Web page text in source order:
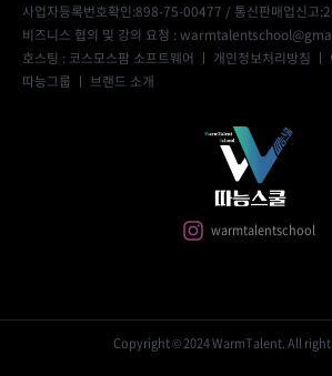
사업자등록번호확인:898-75-00477 / 통신판매업신고
비즈니스 협의 및 강의 요청 :
호스팅 : 코스모스팜 소프트웨어 ㅣ 개인정보처리방침 ㅣ
따능그룹 ㅣ 브랜드 소개
warmtalentschool
Copyright © 2024 WarmTalent. All